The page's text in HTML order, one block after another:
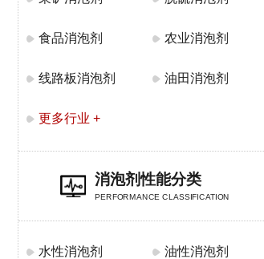
食品消泡剂 农业消泡剂
线路板消泡剂 油田消泡剂
更多行业 +
消泡剂性能分类
PERFORMANCE CLASSIFICATION
水性消泡剂 油性消泡剂